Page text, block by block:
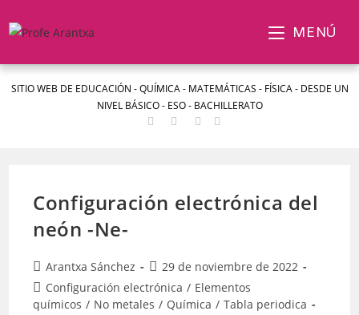
SITIO WEB DE EDUCACIÓN - QUÍMICA - MATEMÁTICAS - FÍSICA - DESDE UN
NIVEL BÁSICO - ESO - BACHILLERATO
MENÚ
Configuración electrónica del
neón -Ne-
Arantxa Sánchez
29 de noviembre de 2022
Configuración electrónica / Elementos
químicos / No metales / Química / Tabla periodica